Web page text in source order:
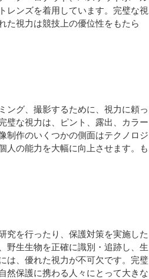
レンズを着用しています。完璧な視
た視力は競技上の優位性をもたら
ング、撮影するために、視力に頼っ
璧な視力は、ピント、露出、カラー
制作のいくつかの側面はテクノロジ
人の能力を大幅に向上させます。も
究を行ったり、保護対策を実施した
野生生物を正確に識別・追跡し、生
は、優れた視力が不可欠です。完璧
然保護に携わる人々にとって大きな